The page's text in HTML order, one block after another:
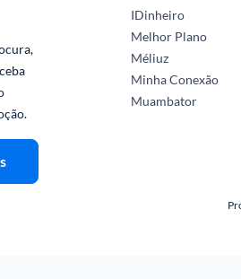
IDinheiro
Melhor Plano
Méliuz
Minha Conexão
Muambator